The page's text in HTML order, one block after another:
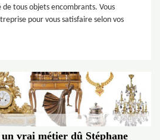
tous objets encombrants. Vous
pour vous satisfaire selon vos
vrai métier dû Stéphane